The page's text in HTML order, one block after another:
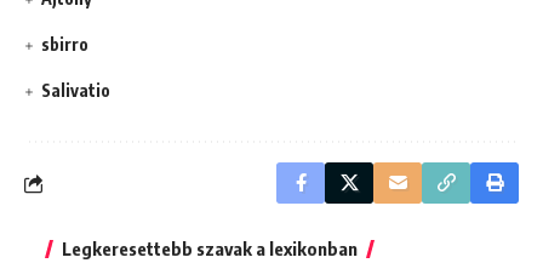
sbirro
Salivatio
Legkeresettebb szavak a lexikonban